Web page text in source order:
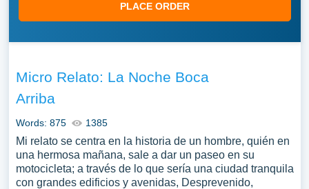
PLACE ORDER
Micro Relato: La Noche Boca
Arriba
Words: 875 1385
Mi relato se centra en la historia de un hombre, quién en
una hermosa mañana, sale a dar un paseo en su
motocicleta; a través de lo que sería una ciudad tranquila
con grandes edificios y avenidas, Desprevenido,